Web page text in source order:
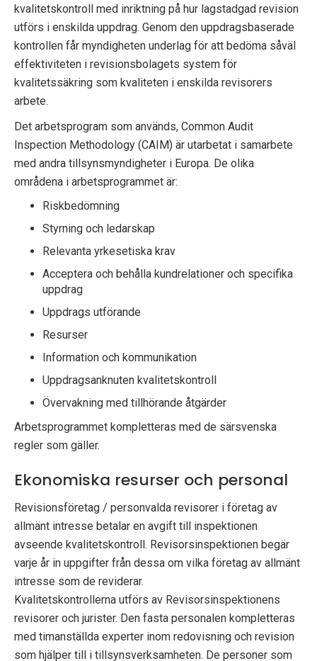
kvalitetskontroll med inriktning på hur lagstadgad revision
utförs i enskilda uppdrag. Genom den uppdragsbaserade
kontrollen får myndigheten underlag för att bedöma såväl
effektiviteten i revisionsbolagets system för
kvalitetssäkring som kvaliteten i enskilda revisorers
arbete.
Det arbetsprogram som används, Common Audit
Inspection Methodology (CAIM) är utarbetat i samarbete
med andra tillsynsmyndigheter i Europa. De olika
områdena i arbetsprogrammet är:
Riskbedömning
Styrning och ledarskap
Relevanta yrkesetiska krav
Acceptera och behålla kundrelationer och specifika
uppdrag
Uppdrags utförande
Resurser
Information och kommunikation
Uppdragsanknuten kvalitetskontroll
Övervakning med tillhörande åtgärder
Arbetsprogrammet kompletteras med de särsvenska
regler som gäller.
Ekonomiska resurser och personal
Revisionsföretag / personvalda revisorer i företag av
allmänt intresse betalar en avgift till inspektionen
avseende kvalitetskontroll. Revisorsinspektionen begär
varje år in uppgifter från dessa om vilka företag av allmänt
intresse som de reviderar.
Kvalitetskontrollerna utförs av Revisorsinspektionens
revisorer och jurister. Den fasta personalen kompletteras
med timanställda experter inom redovisning och revision
som hjälper till i tillsynsverksamheten. De personer som